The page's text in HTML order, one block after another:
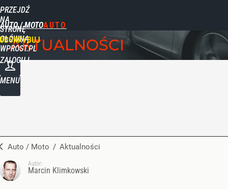
PRZEJDŹ
NA
STRONĘ
GŁÓWNĄ
WPROST.PL
AUTO / MOTO
ZALOGUJ
MENU
AKTUALNOŚCI
Auto / Moto / Aktualności
Autor:
Marcin Klimkowski